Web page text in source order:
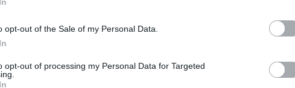
opt-out of the Sale of my Personal Data.
opt-out of processing my Personal Data for Targeted
torna al bosco delle Cascinette
appuntamento con Cinegrate è previsto per mercoledì 20 luglio.
sarà proiettato il film del regista Darius Marder
- EVENTI